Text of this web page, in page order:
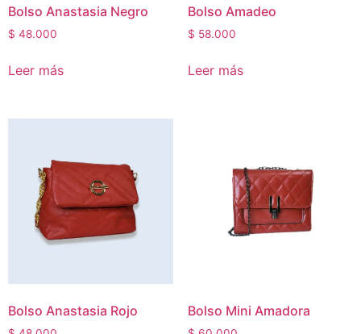
Bolso Anastasia Negro
$ 48.000
Leer más
Bolso Amadeo
$ 58.000
Leer más
Bolso Anastasia Rojo Bolso Mini Amadora